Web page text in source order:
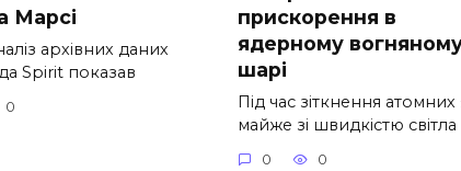
Марсі
архівних даних
Spirit показав
0
прискорення в
ядерному
шарі
Під час зіткнення
майже зі швидкістю світла
0 0